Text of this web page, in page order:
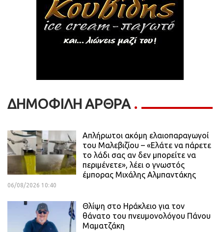
ΔΗΜΟΦΙΛΗ ΑΡΘΡΑ
Απλήρωτοι ακόμη ελαιοπαραγωγοί
του Μαλεβιζίου – «Ελάτε να πάρετε
το λάδι σας αν δεν μπορείτε να
περιμένετε», λέει ο γνωστός
έμπορας Μιχάλης Αλμπαντάκης
06/08/2026 10:40
Θλίψη στο Ηράκλειο για τον
θάνατο του πνευμονολόγου Πάνου
Μαματζάκη